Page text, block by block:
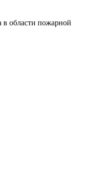
в области пожарной